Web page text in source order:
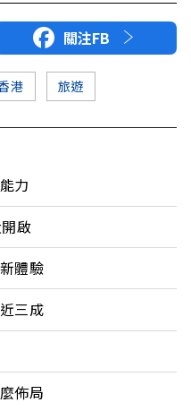
關注FB
港 旅遊
力
啟
體驗
三成
佈局